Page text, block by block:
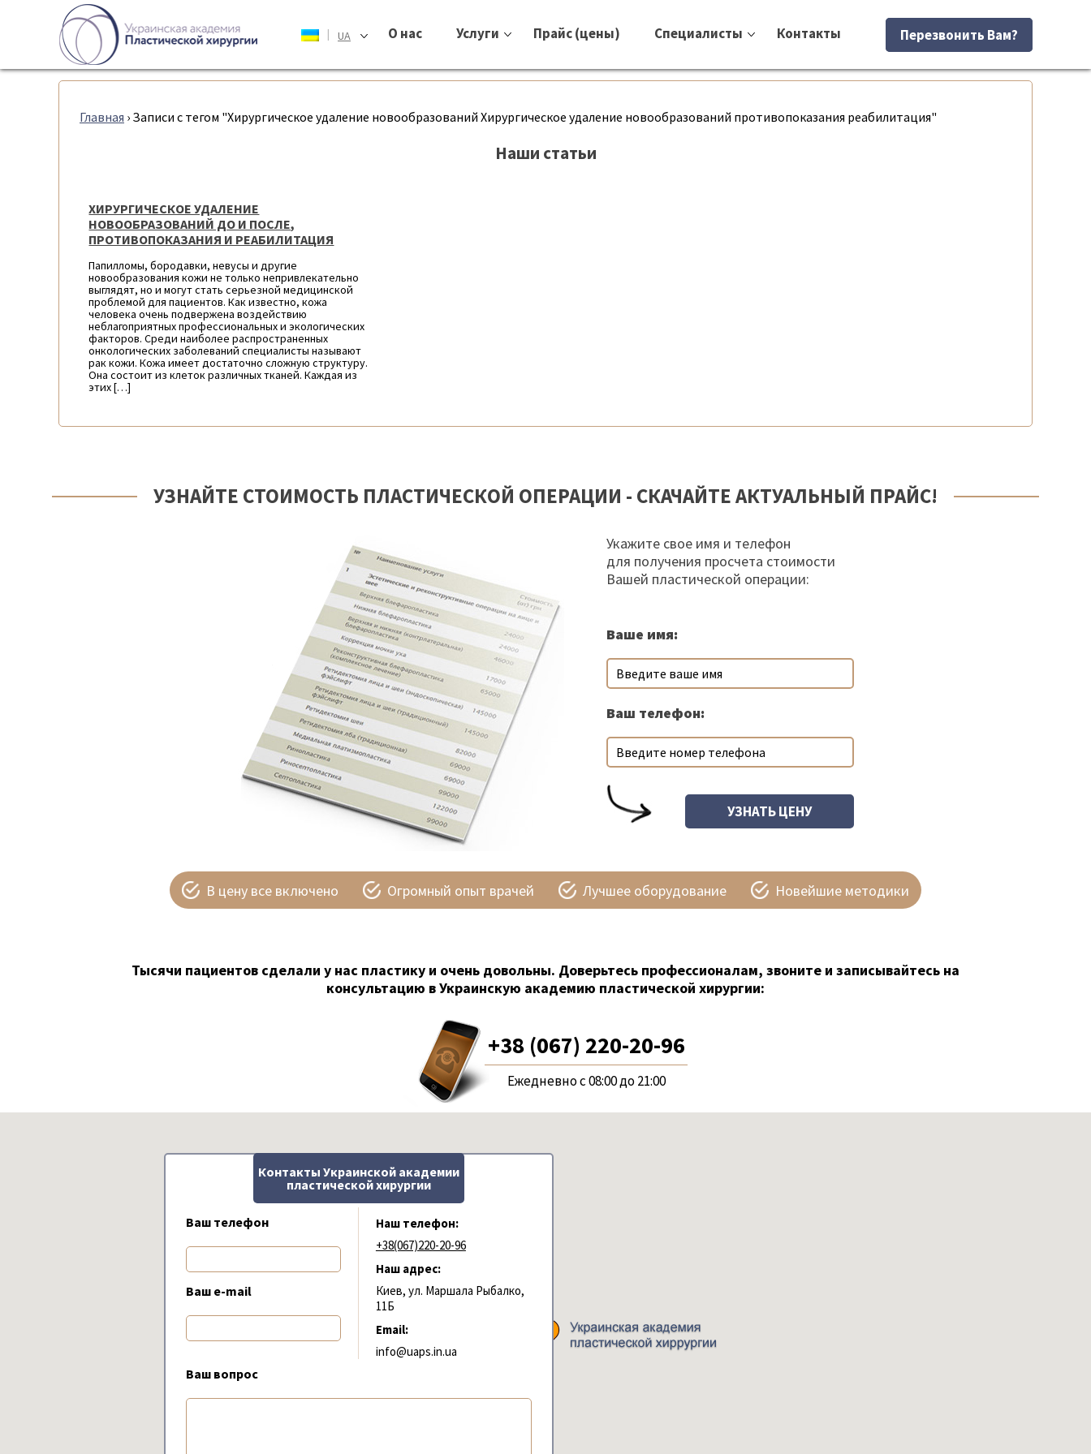
Перезвонить Вам?
| UA О нас Услуги Прайс (цены) Специалисты Контакты
Главная › Записи с тегом "Хирургическое удаление новообразований Хирургическое удаление новообразований противопоказания реабилитация"
Наши статьи
ХИРУРГИЧЕСКОЕ УДАЛЕНИЕ
НОВООБРАЗОВАНИЙ ДО И ПОСЛЕ,
ПРОТИВОПОКАЗАНИЯ И РЕАБИЛИТАЦИЯ
Папилломы, бородавки, невусы и другие
новообразования кожи не только непривлекательно
выглядят, но и могут стать серьезной медицинской
проблемой для пациентов. Как известно, кожа
человека очень подвержена воздействию
неблагоприятных профессиональных и экологических
факторов. Среди наиболее распространенных
онкологических заболеваний специалисты называют
рак кожи. Кожа имеет достаточно сложную структуру.
Она состоит из клеток различных тканей. Каждая из
этих […]
УЗНАЙТЕ СТОИМОСТЬ ПЛАСТИЧЕСКОЙ ОПЕРАЦИИ - СКАЧАЙТЕ АКТУАЛЬНЫЙ ПРАЙС!
Укажите свое имя и телефон
для получения просчета стоимости
Вашей пластической операции:
Ваше имя:
Ваш телефон:
В цену все включено Огромный опыт врачей Лучшее оборудование Новейшие методики
Тысячи пациентов сделали у нас пластику и очень довольны. Доверьтесь профессионалам, звоните и записывайтесь на
консультацию в Украинскую академию пластической хирургии:
+38 (067) 220-20-96
Ежедневно с 08:00 до 21:00
Контакты Украинской академии
пластической хирургии
Наш телефон:
+38(067)220-20-96
Наш адрес:
Киев, ул. Маршала Рыбалко,
11Б
Email:
info@uaps.in.ua
Ваш телефон
Ваш e-mail
Ваш вопрос